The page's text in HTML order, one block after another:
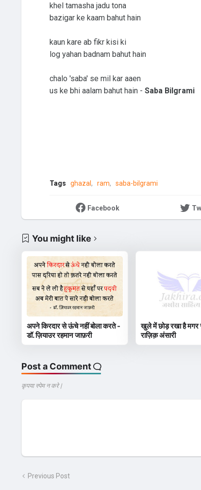
khel tamasha jadu tona
bazigar ke kaam bahut hain
kaun kare ab fikr kisi ki
log yahan badnam bahut hain
chalo 'saba' se mil kar aaen
us ke bhi aalam bahut hain - Saba Bilgrami
Tags ghazal ram saba-bilgrami
Facebook
You might like
अपने किरदार से ऊंचे नहीं बोला करते -
डॉ. ज़ियाउर रहमान जाफ़री
खुले में छोड़ रखा है
राज़िक़ अंसारी
Post a Comment
कृपया स्पेम न करे |
Previous Post